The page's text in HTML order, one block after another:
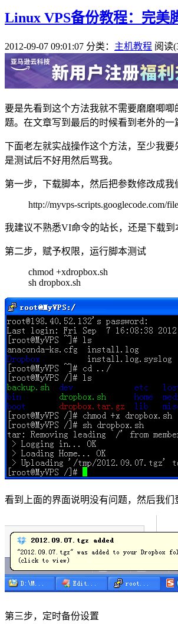
Linux VPS备份教程：完美
2012-09-07 09:01:07 分类： 主机教程 阅读
要是先看到这个方法我就不需要磨磨唧唧
题。在文章写到最后的时候看到老外的一
下面老左就实战操作这个方法，至少我
是测试后不好用然后骂我。
第一步，下载脚本，然后把参数修改成
http://myvps-scripts.googlecode.com/
我建议不熟悉VI命令的站长，还是下载
第二步，赋予权限，运行脚本测试
chmod +xdropbox.sh
sh dropbox.sh
看到上面的界面说明没有问题，然后我们
第三步，定时备份设置